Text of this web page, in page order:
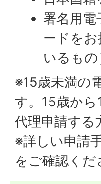
署名用
ードを
いるもの
※15歳未満の
す。15歳か
代理申請する
※詳しい申請
をご確認くだ